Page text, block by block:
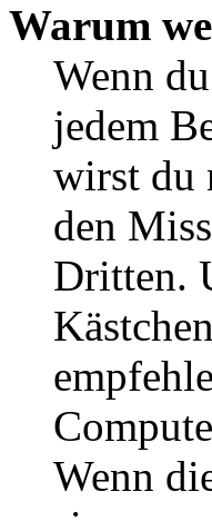
Warum
Wenn
jedem
wirst du
den
Dritten.
Wenn